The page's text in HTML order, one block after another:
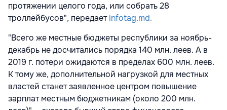
протяжении целого года, или собрать 28
троллейбусов", передаетinfotag.md.
"Всего же местные бюджеты республики за ноябрь-
декабрь не досчитались порядка 140 млн. леев. А в
2019 г. потери ожидаются в пределах 600 млн. леев.
К тому же, дополнительной нагрузкой для местных
властей станет заявленное центром повышение
зарплат местным бюджетникам (около 200 млн.